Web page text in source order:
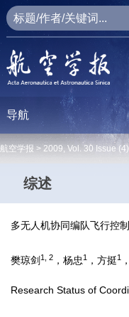
导航
航空学报 > 2009, Vol. 30 Issue (4)
综述
多无人机协同编队飞行控
樊琼剑 1, 2 ，杨忠1 ，方挺1
Research Status of